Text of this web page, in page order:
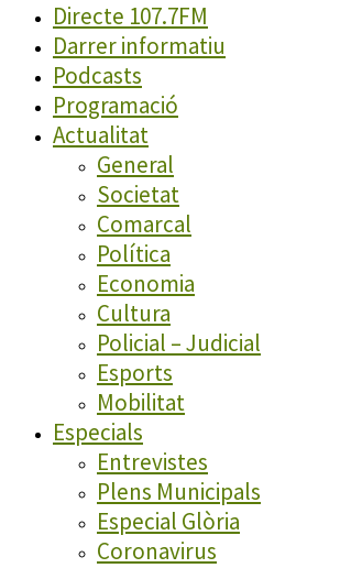
Directe 107.7FM
Darrer informatiu
Podcasts
Programació
Actualitat
General
Societat
Comarcal
Política
Economia
Cultura
Policial – Judicial
Esports
Mobilitat
Especials
Entrevistes
Plens Municipals
Especial Glòria
Coronavirus